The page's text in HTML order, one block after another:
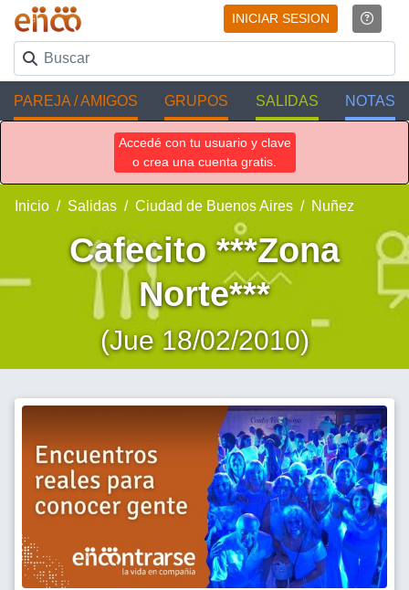
INICIAR SESION
PAREJA / AMIGOS GRUPOS SALIDAS NOTAS
Accedé con tu usuario y clave
o crea una cuenta gratis.
Inicio Salidas Ciudad de Buenos Aires Nuñez
Cafecito ***Zona
Norte***
(Jue 18/02/2010)